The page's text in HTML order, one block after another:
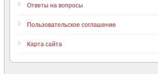
Ответы на вопросы
Пользовательское соглашение
Карта сайта